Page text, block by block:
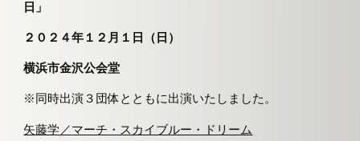
日」
２０２４年１２月１日（日）
横浜市金沢公会堂
※同時出演３団体とともに出演いたしました。
矢藤学／マーチ・スカイブルー・ドリーム